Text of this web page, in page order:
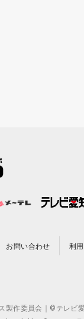
お問い合わせ 利
作委員会｜©テレビ